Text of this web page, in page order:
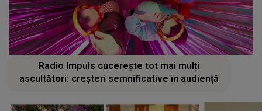
Radio Impuls cucerește tot mai mulți
ascultători: creșteri semnificative în audiență